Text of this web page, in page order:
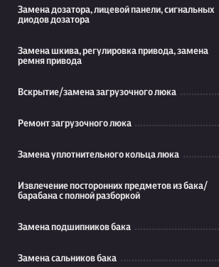
Замена дозатора, лицевой панели, сигнальных
диодов дозатора
Замена шкива, регулировка привода, замена
ремня привода
Вскрытие/замена загрузочного люка
Ремонт загрузочного люка
Замена уплотнительного кольца люка
Извлечение посторонних предметов из бака/
барабана с полной разборкой
Замена подшипников бака
Замена сальников бака